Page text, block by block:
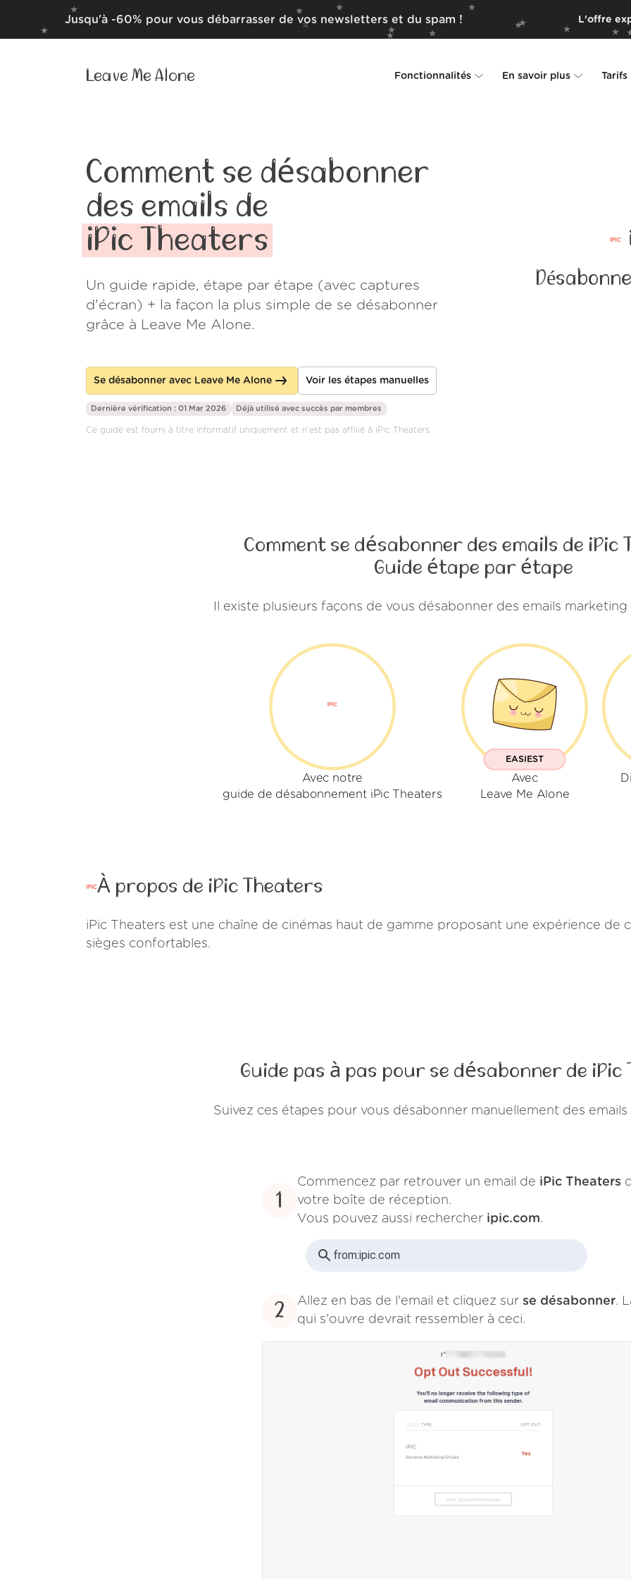
Jusqu'à -60% pour vous débarrasser de vos newsletters et du spam ! L'offre
Leave Me Alone Fonctionnalités En savoir plus Tarifs
Comment se désabonner
des emails de
iPic Theaters
Un guide rapide, étape par étape (avec captures
d'écran) + la façon la plus simple de se désabonner
grâce à Leave Me Alone.
Se désabonner avec Leave Me Alone Voir les étapes manuelles
Dernière vérification : 01 Mar 2026 Déjà utilisé avec succès par membres
Ce guide est fourni à titre informatif uniquement et n'est pas affilié à iPic Theaters.
Comment se désabonner des emails de iPic
Guide étape par étape
Il existe plusieurs façons de vous désabonner des emails marketing
Avec notre
guide de désabonnement iPic Theaters
EASIEST
Avec
Leave Me Alone
À propos de iPic Theaters
iPic Theaters est une chaîne de cinémas haut de gamme proposant une expérience de
sièges confortables.
Guide pas à pas pour se désabonner de iPic
Suivez ces étapes pour vous désabonner manuellement des emails
1
Commencez par retrouver un email de iPic Theaters
votre boîte de réception.
Vous pouvez aussi rechercher ipic.com.
from:ipic.com
2 Allez en bas de l'email et cliquez sur se désabonner.
qui s'ouvre devrait ressembler à ceci.